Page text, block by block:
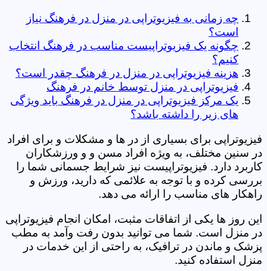
چه زمانی به فیزیوتراپی در منزل در فرهنگ نیاز
است؟
چگونه یک فیزیوتراپیست مناسب در فرهنگ انتخاب
کنیم؟
هزینه فیزیوتراپی در منزل در فرهنگ چقدر است؟
فیزیوتراپی در منزل توسط خانم در فرهنگ
یک مرکز فیزیوتراپی در منزل در فرهنگ باید ویژگی
های زیر را داشته باشد؟
فیزیوتراپی برای بسیاری از در ها و مشکلات و برای افراد
در سنین مختلف، به ویژه افراد مسن و و ورزشکاران
کاربرد دارد. فیزیوتراپیست نیز شرایط جسمانی شما را
بررسی کرده و با توجه به علائمی که دارید، ورزش و
راهکار های مناسب را ارائه می دهد.
این روز ها یکی از اتفاقات مثبت، امکان انجام فیزیوتراپی
در منزل است. شما می توانید بدون رفت وآمد به مطب
پزشک و ماندن در ترافیک، به راحتی از این خدمات در
منزل استفاده کنید.